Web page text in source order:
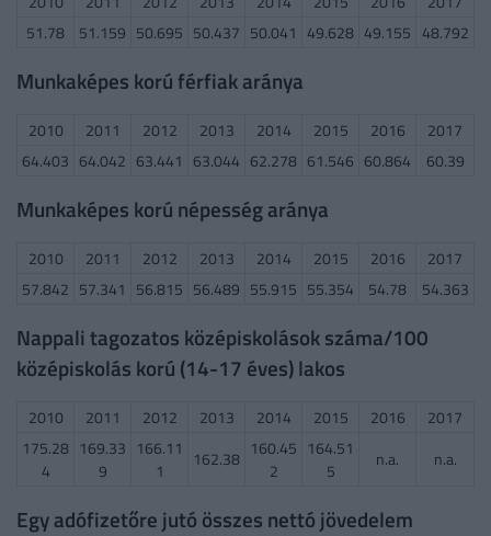
51.78
51.159 50.695 50.437 50.041 49.628 49.155 48.792
Munkaképes korú férfiak aránya
2010 2011 2012 2013 2014 2015 2016
2017
64.403 64.042 63.441 63.044 62.278 61.546 60.864 60.39
Munkaképes korú népesség aránya
2010 2011 2012 2013 2014 2015 2016
2017
57.842 57.341 56.815 56.489 55.915 55.354 54.78 54.363
Nappali tagozatos középiskolások száma/100
középiskolás korú (14-17 éves) lakos
2010 2011 2012 2013 2014 2015 2016
2017
175.28
4
169.33
9
166.11
1
162.38 160.45
2
164.51
5
n.a. n.a.
Egy adófizetőre jutó összes nettó jövedelem